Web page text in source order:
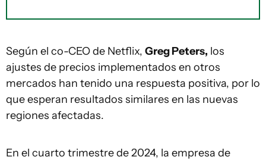
Según el co-CEO de Netflix, Greg Peters, los
ajustes de precios implementados en otros
mercados han tenido una respuesta positiva, por lo
que esperan resultados similares en las nuevas
regiones afectadas.
En el cuarto trimestre de 2024, la empresa de